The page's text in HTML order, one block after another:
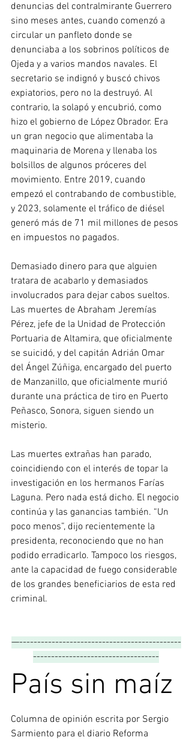
denuncias del contralmirante Guerrero
sino meses antes, cuando comenzó a
circular un panfleto donde se
denunciaba a los sobrinos políticos de
Ojeda y a varios mandos navales. El
secretario se indignó y buscó chivos
expiatorios, pero no la destruyó. Al
contrario, la solapó y encubrió, como
hizo el gobierno de López Obrador. Era
un gran negocio que alimentaba la
maquinaria de Morena y llenaba los
bolsillos de algunos próceres del
movimiento. Entre 2019, cuando
empezó el contrabando de combustible,
y 2023, solamente el tráfico de diésel
generó más de 71 mil millones de pesos
en impuestos no pagados.
Demasiado dinero para que alguien
tratara de acabarlo y demasiados
involucrados para dejar cabos sueltos.
Las muertes de Abraham Jeremías
Pérez, jefe de la Unidad de Protección
Portuaria de Altamira, que oficialmente
se suicidó, y del capitán Adrián Omar
del Ángel Zúñiga, encargado del puerto
de Manzanillo, que oficialmente murió
durante una práctica de tiro en Puerto
Peñasco, Sonora, siguen siendo un
misterio.
Las muertes extrañas han parado,
coincidiendo con el interés de topar la
investigación en los hermanos Farías
Laguna. Pero nada está dicho. El negocio
continúa y las ganancias también. “Un
poco menos”, dijo recientemente la
presidenta, reconociendo que no han
podido erradicarlo. Tampoco los riesgos,
ante la capacidad de fuego considerable
de los grandes beneficiarios de esta red
criminal.
—---------------------------------------------
-----------------------------------
País sin maíz
Columna de opinión escrita por Sergio
Sarmiento para el diario Reforma